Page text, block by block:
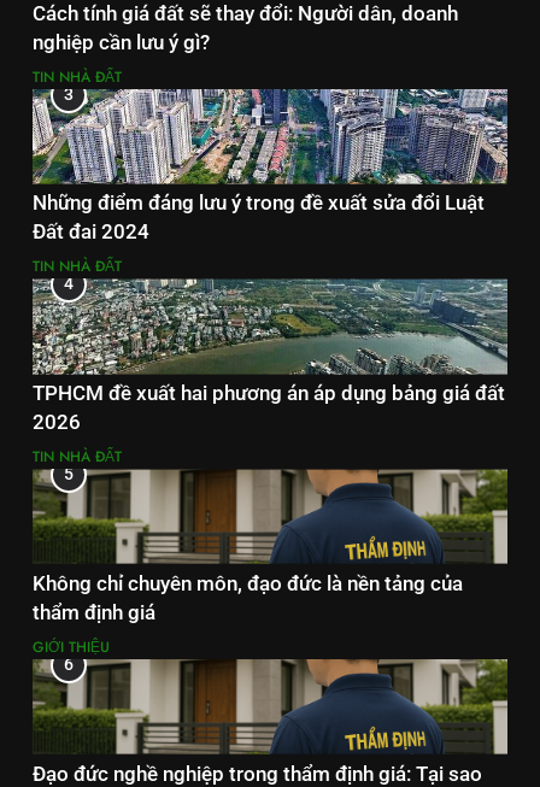
Cách tính giá đất sẽ thay đổi: Người dân, doanh
nghiệp cần lưu ý gì?
TIN NHÀ ĐẤT
3
Những điểm đáng lưu ý trong đề xuất sửa đổi Luật
Đất đai 2024
TIN NHÀ ĐẤT
4
TPHCM đề xuất hai phương án áp dụng bảng giá đất
2026
TIN NHÀ ĐẤT
5
Không chỉ chuyên môn, đạo đức là nền tảng của
thẩm định giá
GIỚI THIỆU
6
Đạo đức nghề nghiệp trong thẩm định giá: Tại sao